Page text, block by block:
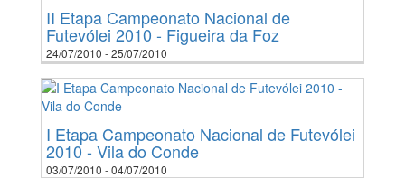
II Etapa Campeonato Nacional de
Futevólei 2010 - Figueira da Foz
24/07/2010 - 25/07/2010
I Etapa Campeonato Nacional de Futevólei
2010 - Vila do Conde
03/07/2010 - 04/07/2010